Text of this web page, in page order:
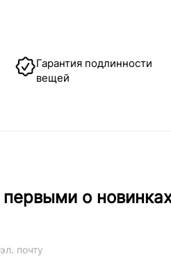
Гарантия подлинности
вещей
первыми о